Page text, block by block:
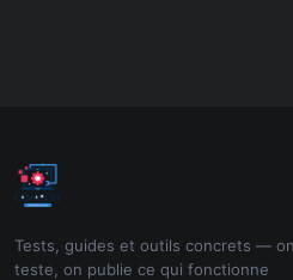
Tests, guides et outils concrets — on
teste, on publie ce qui fonctionne